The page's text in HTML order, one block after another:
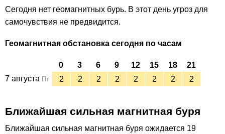
Сегодня нет геомагнитных бурь. В этот день угроз для
самочувствия не предвидится.
Геомагнитная обстановка сегодня по часам
0 3 6 9 12 15 18
21
7 августа Пт 2 2 2 2 2 2 2 2
Ближайшая сильная магнитная буря
Ближайшая сильная магнитная буря ожидается 19